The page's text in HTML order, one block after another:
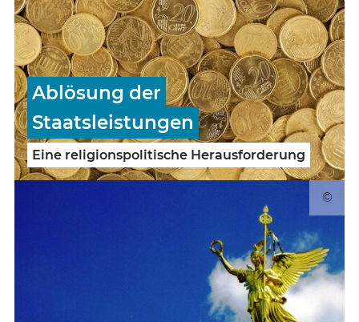
Ablösung der
Staatsleistungen
Eine religionspolitische Herausforderung
©